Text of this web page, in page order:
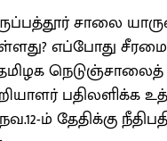
சாலை
எப்போது
தமிழக
பதிலளிக்க
ம் தேதிக்கு